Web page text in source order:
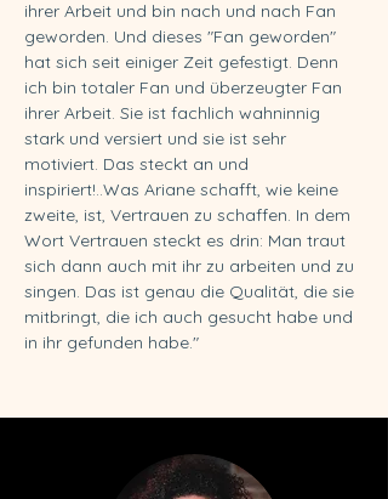
ihrer Arbeit und bin nach und nach Fan
geworden. Und dieses "Fan geworden"
hat sich seit einiger Zeit gefestigt. Denn
ich bin totaler Fan und überzeugter Fan
ihrer Arbeit. Sie ist fachlich wahninnig
stark und versiert und sie ist sehr
motiviert. Das steckt an und
inspiriert!..Was Ariane schafft, wie keine
zweite, ist, Vertrauen zu schaffen. In dem
Wort Vertrauen steckt es drin: Man traut
sich dann auch mit ihr zu arbeiten und zu
singen. Das ist genau die Qualität, die sie
mitbringt, die ich auch gesucht habe und
in ihr gefunden habe."